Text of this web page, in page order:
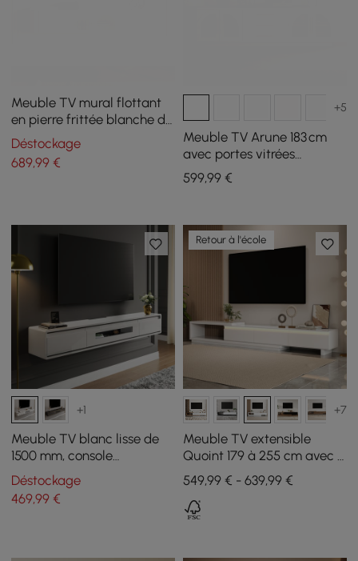
Meuble TV mural flottant
en pierre frittée blanche de
1800 mm
Déstockage
689,99 €
+5
Meuble TV Arune 183 cm
avec portes vitrées
arquées, blanc chaulé,
avec LED
599,99€
+1
Meuble TV blanc lisse de
1500 mm, console
multimédia flottante
postmoderne minimaliste
avec rangement
Déstockage
469,99 €
Retour à l'école
+7
Meuble TV extensible
Quoint 179 à 255 cm avec 3
tiroirs et éclairage LED
549,99 € - 639,99 €